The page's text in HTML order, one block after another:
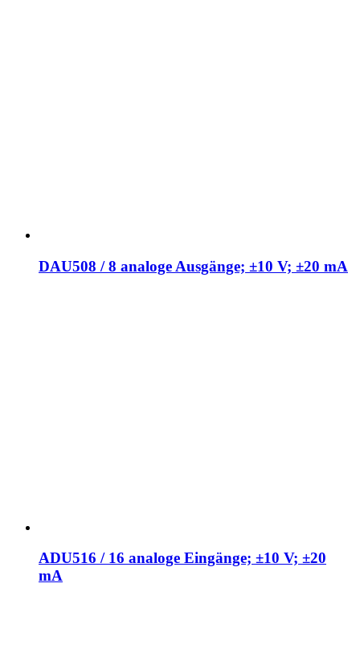
DAU508 / 8 analoge Ausgänge; ±10 V; ±20 mA
ADU516 / 16 analoge Eingänge; ±10 V; ±20
mA